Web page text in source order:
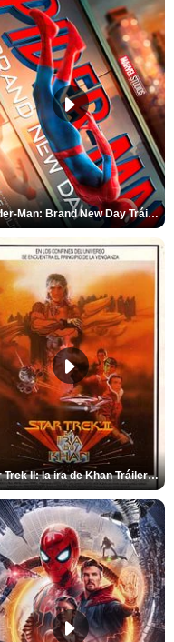
Spider-Man: Brand New Day Tráiler (3)
Star Trek II: la ira de Khan Tráiler VO